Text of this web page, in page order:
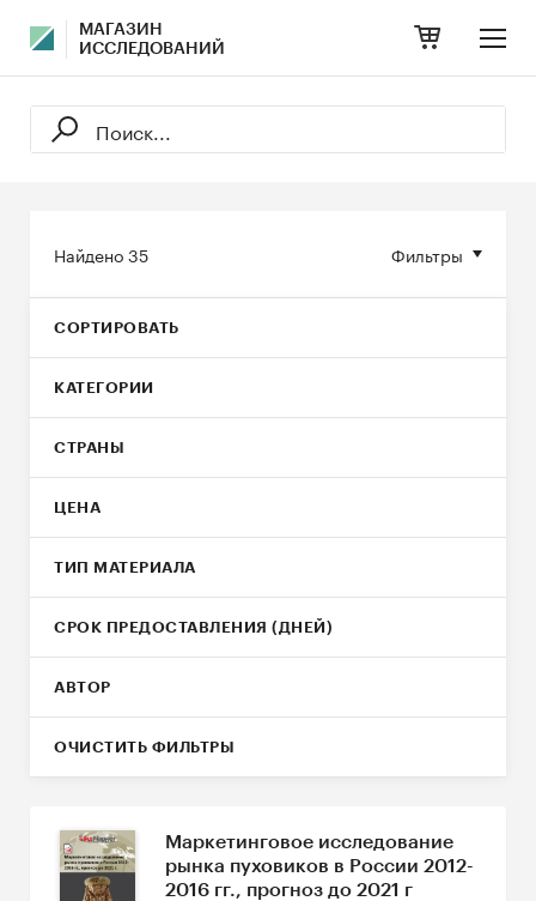
МАГАЗИН
ИССЛЕДОВАНИЙ
Фильтры
Найдено35
СОРТИРОВАТЬ
КАТЕГОРИИ
СТРАНЫ
ЦЕНА
ТИП МАТЕРИАЛА
СРОК ПРЕДОСТАВЛЕНИЯ (ДНЕЙ)
АВТОР
ОЧИСТИТЬ ФИЛЬТРЫ
Маркетинговое исследование
рынка пуховиков в России 2012-
2016 гг., прогноз до 2021 г